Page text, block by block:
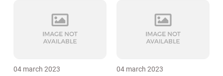
04 march 2023 04 march 2023